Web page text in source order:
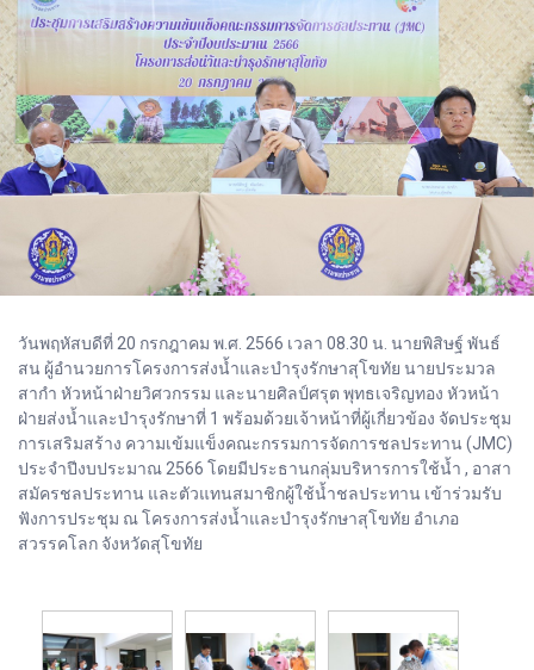
วันพฤหัสบดีที่ 20 กรกฎาคม พ.ศ. 2566 เวลา 08.30 น. นายพิสิษฐ์ พันธ์
สน ผู้อำนวยการโครงการส่งน้ำและบำรุงรักษาสุโขทัย นายประมวล
สากำ หัวหน้าฝ่ายวิศวกรรม และนายศิลป์ศรุต พุทธเจริญทอง หัวหน้า
ฝ่ายส่งน้ำและบำรุงรักษาที่ 1 พร้อมด้วยเจ้าหน้าที่ผู้เกี่ยวข้อง จัดประชุม
การเสริมสร้าง ความเข้มแข็งคณะกรรมการจัดการชลประทาน (JMC)
ประจำปีงบประมาณ 2566 โดยมีประธานกลุ่มบริหารการใช้น้ำ , อาสา
สมัครชลประทาน และตัวแทนสมาชิกผู้ใช้น้ำชลประทาน เข้าร่วมรับ
ฟังการประชุม ณ โครงการส่งน้ำและบำรุงรักษาสุโขทัย อำเภอ
สวรรคโลก จังหวัดสุโขทัย